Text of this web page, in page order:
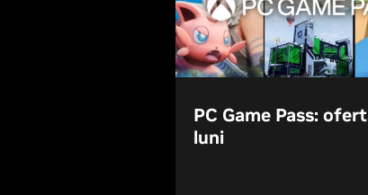
PC Game Pass:
luni